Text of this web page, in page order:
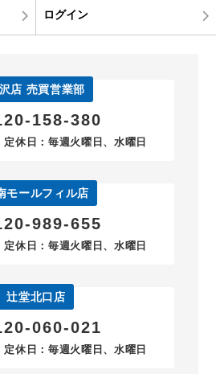
ログイン
店 売買営業部
158-380
休日：毎週火曜日、水曜日
モールフィル店
989-655
休日：毎週火曜日、水曜日
辻堂北口店
060-021
休日：毎週火曜日、水曜日